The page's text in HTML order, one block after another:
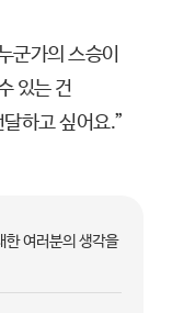
군가의 스승이
있는 건
하고 싶어요.”
한 여러분의 생각을